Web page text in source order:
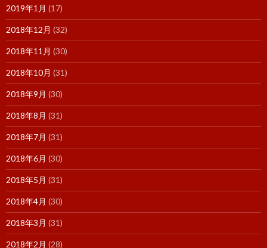
2019年1月 (17)
2018年12月 (32)
2018年11月 (30)
2018年10月 (31)
2018年9月 (30)
2018年8月 (31)
2018年7月 (31)
2018年6月 (30)
2018年5月 (31)
2018年4月 (30)
2018年3月 (31)
2018年2月 (28)